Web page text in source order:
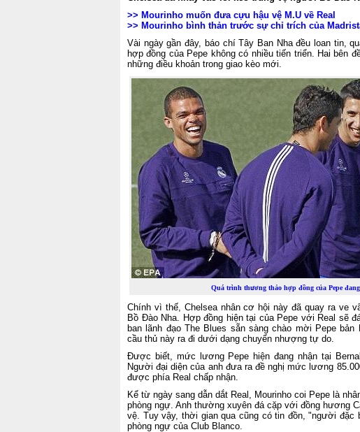
>> Mourinho muốn đưa cựu hậu vệ M.U về Real
>> Mourinho bình thản trước sự chỉ trích của
Vài ngày gần đây, báo chí Tây Ban Nha đều loan tin,
hợp đồng của Pepe không có nhiều tiến triển. Hai bên
những điều khoản trong giao kèo mới.
Quá trình thương thảo hợp đồng của Pepe đang
Chính vì thế, Chelsea nhân cơ hội này đã quay ra ve
Bồ Đào Nha. Hợp đồng hiện tại của Pepe với Real sẽ
ban lãnh đạo The Blues sẵn sàng chào mời Pepe bản
cầu thủ này ra đi dưới dạng chuyển nhượng tự do.
Được biết, mức lương Pepe hiện đang nhận tại
Người đại diện của anh đưa ra đề nghị mức lương
được phía Real chấp nhận.
Kể từ ngày sang dẫn dắt Real, Mourinho coi Pepe là
phòng ngự. Anh thường xuyên đá cặp với đồng hương
vệ. Tuy vậy, thời gian qua cũng có tin đồn, "người đặc
phòng ngự của Club Blanco.